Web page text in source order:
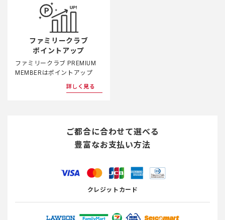
ファミリークラブ
ポイントアップ
ファミリークラブ PREMIUM
MEMBERはポイントアップ
詳しく見る
ご都合に合わせて選べる
豊富なお支払い方法
クレジットカード